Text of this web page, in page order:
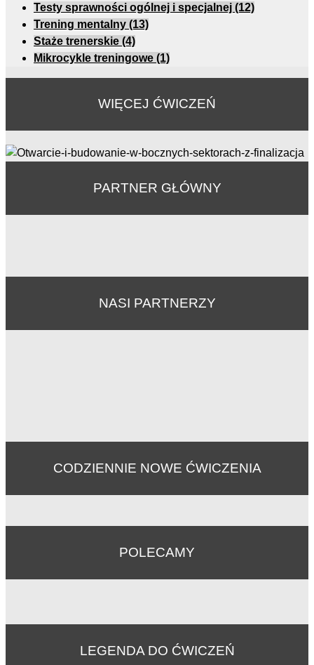
Testy sprawności ogólnej i specjalnej (12)
Trening mentalny (13)
Staże trenerskie (4)
Mikrocykle treningowe (1)
WIĘCEJ ĆWICZEŃ
PARTNER GŁÓWNY
NASI PARTNERZY
CODZIENNIE NOWE ĆWICZENIA
POLECAMY
LEGENDA DO ĆWICZEŃ